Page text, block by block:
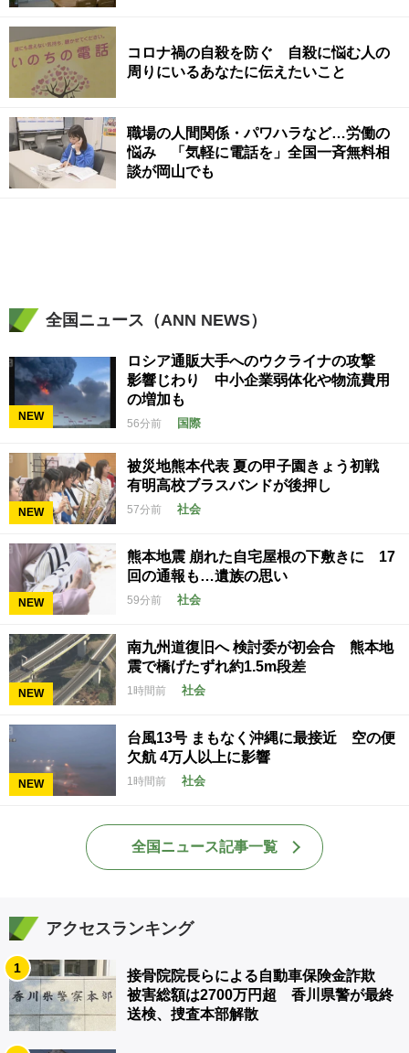
コロナ禍の自殺を防ぐ 自殺に悩む人の
周りにいるあなたに伝えたいこと
職場の人間関係・パワハラなど…労働の
悩み 「気軽に電話を」全国一斉無料相
談が岡山でも
全国ニュース（ANN NEWS）
NEW
ロシア通販大手へのウクライナの攻撃
影響じわり 中小企業弱体化や物流費用
の増加も
56分前 国際
NEW
被災地熊本代表 夏の甲子園きょう初戦
有明高校ブラスバンドが後押し
57分前 社会
NEW
熊本地震 崩れた自宅屋根の下敷きに 17
回の通報も…遺族の思い
59分前 社会
NEW
南九州道復旧へ 検討委が初会合 熊本地
震で橋げたずれ約1.5m段差
1時間前 社会
NEW
台風13号 まもなく沖縄に最接近 空の便
欠航 4万人以上に影響
1時間前 社会
全国ニュース記事一覧
アクセスランキング
1
接骨院院長らによる自動車保険金詐欺
被害総額は2700万円超 香川県警が最終
送検、捜査本部解散